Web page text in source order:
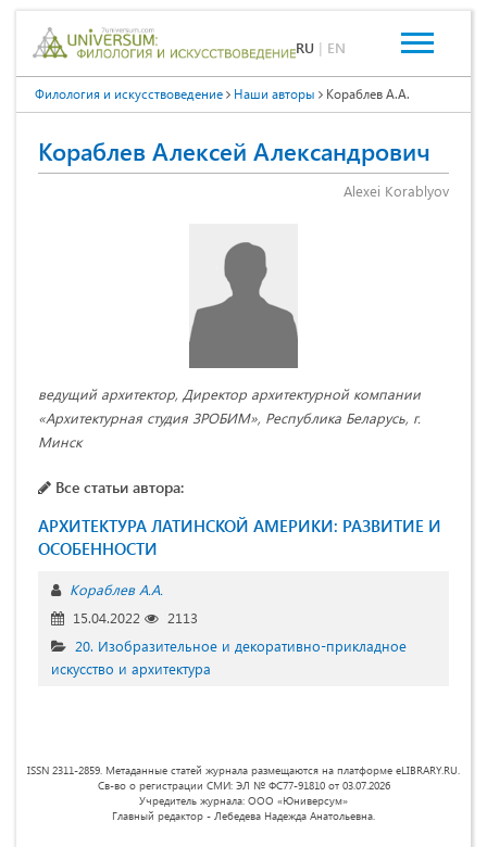
RU | EN
Филология и искусствоведение Наши авторы Кораблев А.А.
Кораблев Алексей Александрович
Alexei Korablyov
ведущий архитектор, Директор архитектурной компании
«Архитектурная студия ЗРОБИМ», Республика Беларусь, г.
Минск
Все статьи автора:
АРХИТЕКТУРА ЛАТИНСКОЙ АМЕРИКИ: РАЗВИТИЕ И
ОСОБЕННОСТИ
Кораблев А.А.
15.04.2022
2113
20. Изобразительное и декоративно-прикладное
искусство и архитектура
ISSN 2311-2859. Метаданные статей журнала размещаются на платформе eLIBRARY.RU.
Св-во о регистрации СМИ: ЭЛ № ФС77-91810 от 03.07.2026
Учредитель журнала: ООО «Юниверсум»
Главный редактор - Лебедева Надежда Анатольевна.